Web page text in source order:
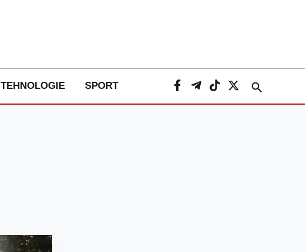
TEHNOLOGIE SPORT Caută